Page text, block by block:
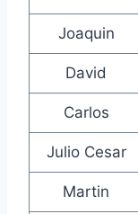
Joaquin
David
Carlos
Julio Cesar
Martin